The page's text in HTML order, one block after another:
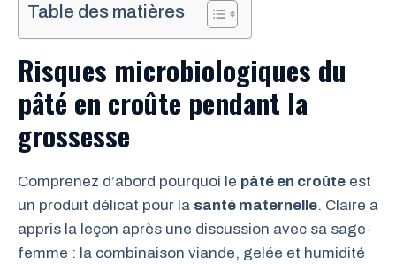
Table des matières
Risques microbiologiques du
pâté en croûte pendant la
grossesse
Comprenez d’abord pourquoi le pâté en croûte est
un produit délicat pour la santé maternelle. Claire a
appris la leçon après une discussion avec sa sage-
femme : la combinaison viande, gelée et humidité